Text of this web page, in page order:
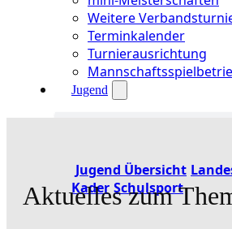
Weitere
Terminkalender
Turnierausrichtung
Jugend
Jugend Übersicht
Kader Schulsport
Aktuelles zum